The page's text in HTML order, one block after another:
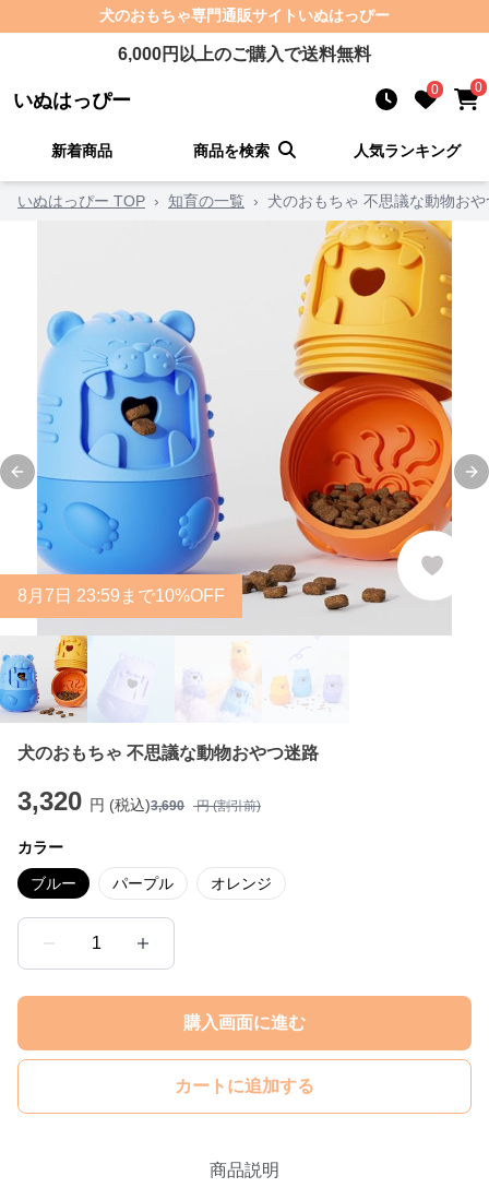
犬のおもちゃ専門通販サイト いぬはっぴー
6,000円以上のご購入で送料無料
いぬはっぴー 0 0
新着商品 商品を検索 人気ランキング
いぬはっぴー TOP › 知育の一覧 › 犬のおもちゃ 不思議な動物お
Previous slide
8 月 7 日 23:59まで10%OFF
犬のおもちゃ 不思議な動物おやつ迷路
3,320 円 (税込)3,690 円 (割引前)
カラー
ブルー パープル オレンジ
1
購入画面に進む
カートに追加する
商品説明